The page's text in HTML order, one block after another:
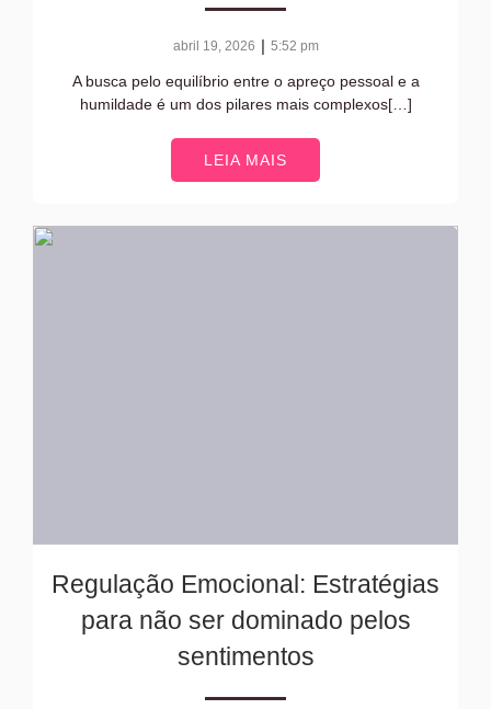
abril 19, 2026 | 5:52 pm
A busca pelo equilíbrio entre o apreço pessoal e a
humildade é um dos pilares mais complexos[…]
LEIA MAIS
Regulação Emocional: Estratégias
para não ser dominado pelos
sentimentos